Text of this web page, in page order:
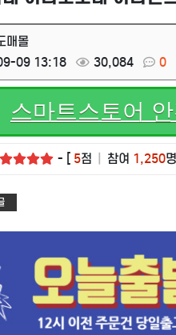
매몰
09 13:18
30,084 0
스마트스토어
- [ 5점 참여 1,250